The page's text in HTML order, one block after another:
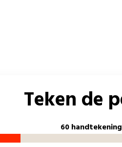
Teken de
60